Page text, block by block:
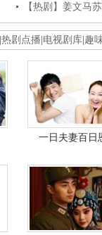
【热剧】姜文马
热剧点播 电视剧库 趣
一日夫妻百日